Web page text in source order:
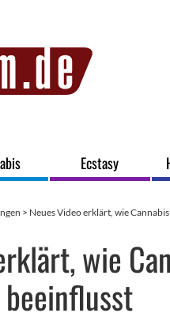
Ecstasy
> Neues Video erklärt, wie
wie